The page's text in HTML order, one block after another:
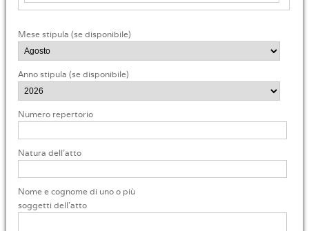
Mese stipula (se disponibile)
Anno stipula (se disponibile)
Numero repertorio
Natura dell'atto
Nome e cognome di uno o più
soggetti dell'atto